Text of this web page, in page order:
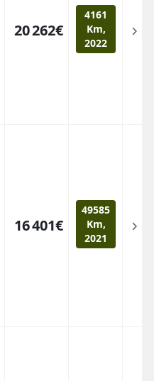
20 262€
4161
Km,
2022
16 401€
49585
Km,
2021